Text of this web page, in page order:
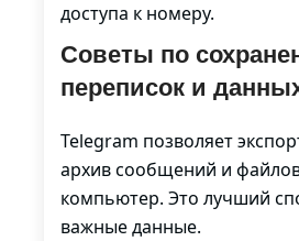
доступа к номеру.
Советы по
переписок и
Telegram позволяет
архив сообщений и
компьютер. Это лучший
важные данные.